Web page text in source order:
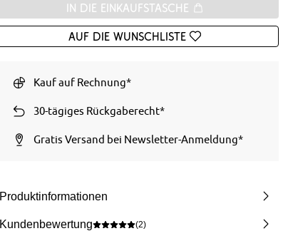
In die Einkaufstasche
Auf die Wunschliste
Kauf auf Rechnung*
30-tägiges Rückgaberecht*
Gratis Versand bei Newsletter-Anmeldung*
Produktinformationen
Kundenbewertung (2)